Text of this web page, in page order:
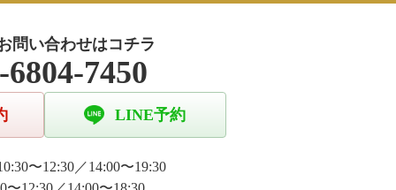
問い合わせはコチラ
6804-7450
LINE予約
〜12:30／14:00〜19:30